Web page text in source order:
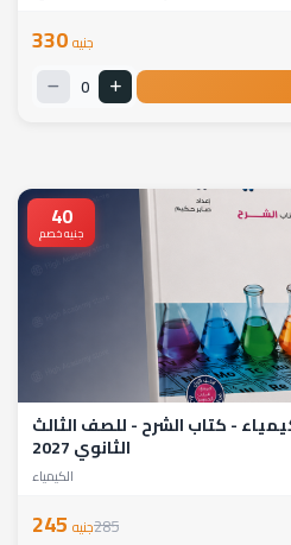
330 جنيه
0
40
جنيه خصم
- كتاب الشرح - للصف الثالث
الثانوي 2027
الكيمياء
245 جنيه285